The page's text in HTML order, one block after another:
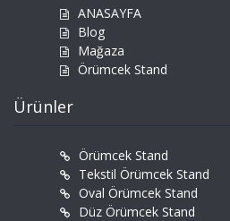
ANASAYFA
Blog
Mağaza
Örümcek Stand
Ürünler
Örümcek Stand
Tekstil Örümcek Stand
Oval Örümcek Stand
Düz Örümcek Stand